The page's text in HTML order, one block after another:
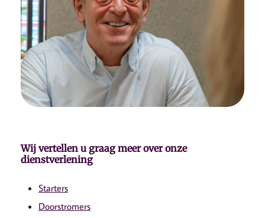
Wij vertellen u graag meer over onze
dienstverlening
Starters
Doorstromers